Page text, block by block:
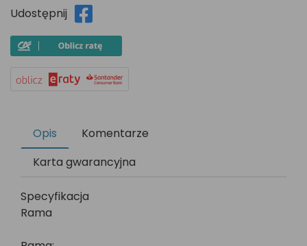
Udostępnij
Opis
Komentarze
Karta gwarancyjna
Specyfikacja
Rama